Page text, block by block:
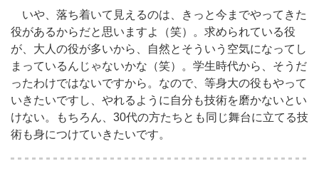
いや、落ち着いて見えるのは、きっと今までやってきた
役があるからだと思いますよ（笑）。求められている役
が、大人の役が多いから、自然とそういう空気になってし
まっているんじゃないかな（笑）。学生時代から、そうだ
ったわけではないですから。なので、等身大の役もやって
いきたいですし、やれるように自分も技術を磨かないとい
けない。もちろん、30代の方たちとも同じ舞台に立てる技
術も身につけていきたいです。